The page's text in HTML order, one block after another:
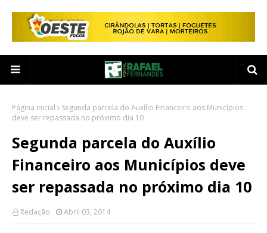
Página inicial
Segunda parcela do Auxílio Financeiro aos Municípios
deve ser repassada no próximo dia 10
Segunda parcela do Auxílio
Financeiro aos Municípios deve
ser repassada no próximo dia 10
Redação Abril 03, 2014